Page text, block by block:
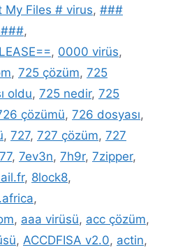
My Files # virus, ###
###,
, 0000 virüs,
, 725 çözüm, 725
oldu, 725 nedir, 725
çözümü, 726 dosyası,
, 727, 727 çözüm, 727
, 7ev3n, 7h9r, 7zipper,
, 8lock8,
,
, aaa virüsü, acc çözüm,
, ACCDFISA v2.0, actin,